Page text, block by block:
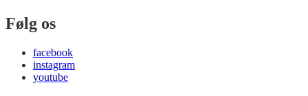
Følg os
facebook
instagram
youtube